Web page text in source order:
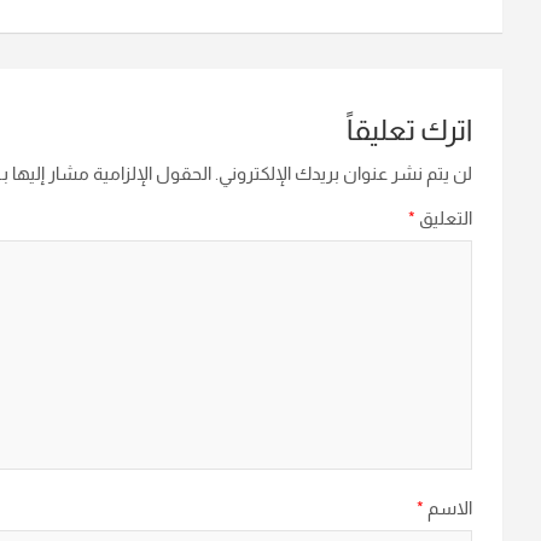
اترك تعليقاً
لن يتم نشر عنوان بريدك الإلكتروني. الحقول الإلزامية مشار إليها
التعليق *
الاسم *